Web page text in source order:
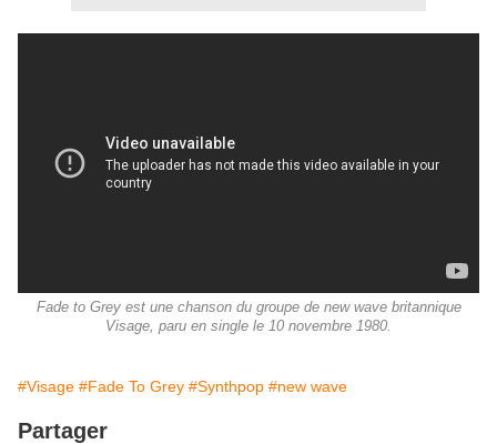
Fade to Grey est une chanson du groupe de new wave britannique
Visage, paru en single le 10 novembre 1980.
#Visage #Fade To Grey #Synthpop #new wave
Partager